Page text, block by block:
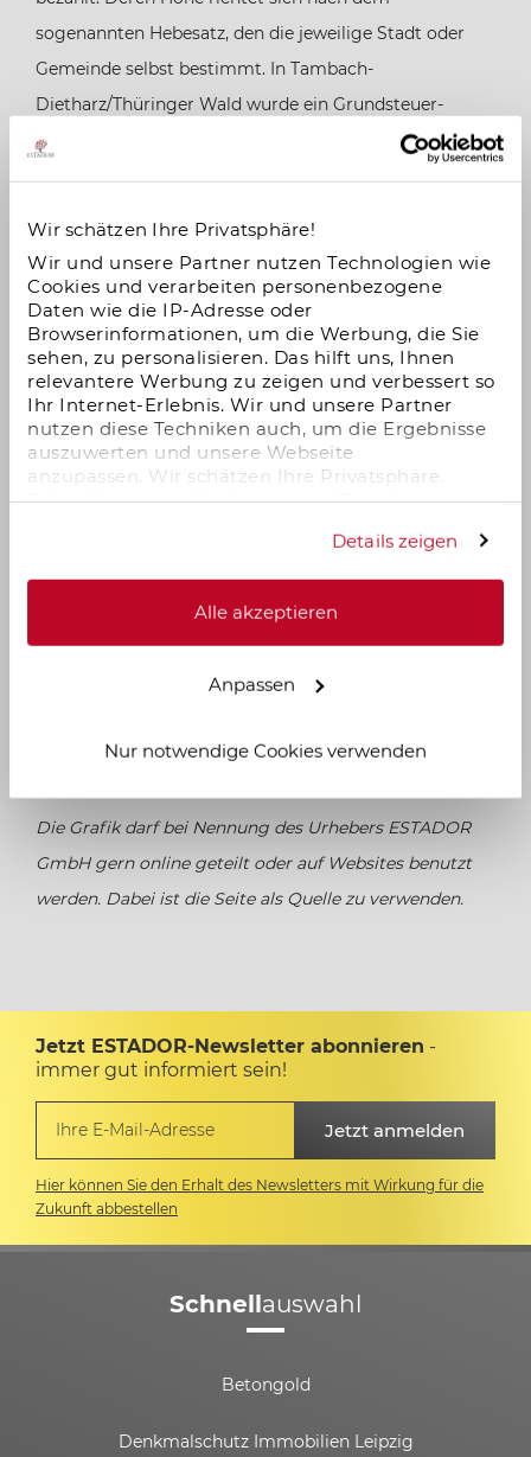
Wir schätzen Ihre Privatsphäre!
Wir und unsere Partner nutzen Technologien wie
Cookies und verarbeiten personenbezogene
Daten wie die IP-Adresse oder
Browserinformationen, um die Werbung, die Sie
sehen, zu personalisieren. Das hilft uns, Ihnen
relevantere Werbung zu zeigen und verbessert so
Ihr Internet-Erlebnis. Wir und unsere Partner
nutzen diese Techniken auch, um die Ergebnisse
auszuwerten und unsere Webseite
anzupassen. Wir schätzen Ihre Privatsphäre.
Daher fragen wir Sie hiermit um Erlaubnis zum
Details zeigen
Alle akzeptieren
Anpassen
Nur notwendige Cookies verwenden
Bremen
Hamburg
Hessen
Mecklenburg-Vorpommern
Niedersachsen
Nordrhein-Westfalen
Rheinland-Pfalz
Sachsen-Anhalt
Schleswig Holstein
Thüringen
sogenannten Hebesatz, den die jeweilige Stadt oder
Gemeinde selbst bestimmt. In Tambach-
Dietharz/Thüringer Wald wurde ein Grundsteuer-
Hebesatz von 400 % beschlossen (04.06.2021). Für
Bundesland Thüringen
Die Grafik darf bei Nennung des Urhebers ESTADOR
GmbH gern online geteilt oder auf Websites benutzt
werden. Dabei ist die Seite als Quelle zu verwenden.
Jetzt ESTADOR-Newsletter abonnieren -
immer gut informiert sein!
Hier können Sie den Erhalt des Newsletters mit Wirkung für die
Zukunft abbestellen
Schnellauswahl
Betongold
Denkmalschutz Immobilien Leipzig